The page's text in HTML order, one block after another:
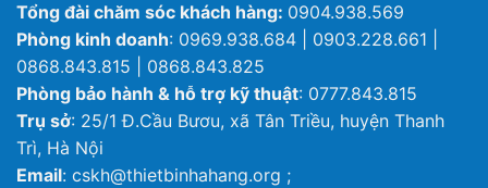
Tổng đài chăm sóc khách hàng: 0904.938.569
Phòng kinh doanh: 0969.938.684 | 0903.228.661 |
0868.843.815 | 0868.843.825
Phòng bảo hành & hỗ trợ kỹ thuật: 0777.843.815
Trụ sở: 25/1 Đ.Cầu Bươu, xã Tân Triều, huyện Thanh
Trì, Hà Nội
Email: cskh@thietbinhahang.org ;